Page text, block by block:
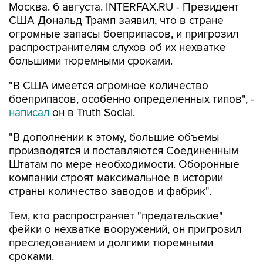
Москва. 6 августа. INTERFAX.RU - Президент
США Дональд Трамп заявил, что в стране
огромные запасы боеприпасов, и пригрозил
распространителям слухов об их нехватке
большими тюремными сроками.
"В США имеется огромное количество
боеприпасов, особенно определенных типов", -
написал он в Truth Social.
"В дополнении к этому, большие объемы
производятся и поставляются Соединенным
Штатам по мере необходимости. Оборонные
компании строят максимальное в истории
страны количество заводов и фабрик".
Тем, кто распространяет "предательские"
фейки о нехватке вооружений, он пригрозил
преследованием и долгими тюремными
сроками.